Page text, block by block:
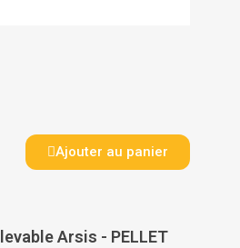
Ajouter au panier
Arsis - PELLET